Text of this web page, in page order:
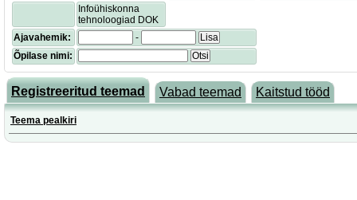
Infoühiskonna
tehnoloogiad DOK
Ajavahemik:
-
Lisa
Õpilase nimi:
Otsi
Registreeritud teemad Vabad teemad Kaitstud tööd
Teema pealkiri